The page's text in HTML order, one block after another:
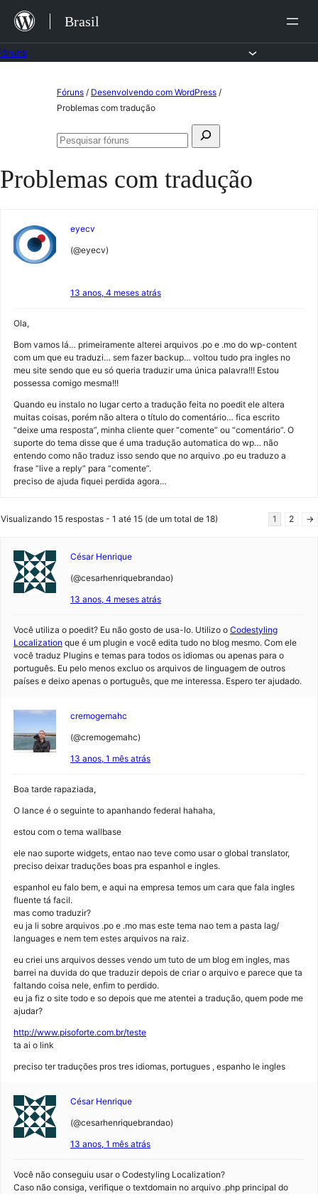
para
o
Brasil
Fóruns / Desenvolvendo com WordPress /
Problemas com tradução
Pesquisar
Pesquisar
Problemas com tradução
eyecv
(@eyecv)
13 anos, 4 meses atrás
Ola,
Bom vamos lá… primeiramente alterei arquivos .po e .mo do wp-content
com um que eu traduzi… sem fazer backup… voltou tudo pra ingles no
meu site sendo que eu só queria traduzir uma única palavra!!! Estou
possessa comigo mesma!!!
Quando eu instalo no lugar certo a tradução feita no poedit ele altera
muitas coisas, porém não altera o título do comentário… fica escrito
“deixe uma resposta”, minha cliente quer “comente” ou “comentário”. O
suporte do tema disse que é uma tradução automatica do wp… não
entendo como não traduz isso sendo que no arquivo .po eu traduzo a
frase “live a reply” para “comente”.
preciso de ajuda fiquei perdida agora…
Visualizando 15 respostas - 1 até 15 (de um total de 18) 1 2 →
César Henrique
(@cesarhenriquebrandao)
13 anos, 4 meses atrás
Você utiliza o poedit? Eu não gosto de usa-lo. Utilizo o Codestyling
Localization que é um plugin e você edita tudo no blog mesmo. Com ele
você traduz Plugins e temas para todos os idiomas ou apenas para o
português. Eu pelo menos excluo os arquivos de linguagem de outros
países e deixo apenas o português, que me interessa. Espero ter ajudado.
cremogemahc
(@cremogemahc)
13 anos, 1 mês atrás
Boa tarde rapaziada,
O lance é o seguinte to apanhando federal hahaha,
estou com o tema wallbase
ele nao suporte widgets, entao nao teve como usar o global translator,
preciso deixar traduções boas pra espanhol e ingles.
espanhol eu falo bem, e aqui na empresa temos um cara que fala ingles
fluente tá facil.
mas como traduzir?
eu ja li sobre arquivos .po e .mo mas este tema nao tem a pasta lag/
languages e nem tem estes arquivos na raiz.
eu criei uns arquivos desses vendo um tuto de um blog em ingles, mas
barrei na duvida do que traduzir depois de criar o arquivo e parece que ta
faltando coisa nele, enfim to perdido.
eu ja fiz o site todo e so depois que me atentei a tradução, quem pode me
ajudar?
http://www.pisoforte.com.br/teste
ta ai o link
preciso ter traduções pros tres idiomas, portugues , espanho le ingles
César Henrique
(@cesarhenriquebrandao)
13 anos, 1 mês atrás
Você não conseguiu usar o Codestyling Localization?
Caso não consiga, verifique o textdomain no arquivo .php principal do